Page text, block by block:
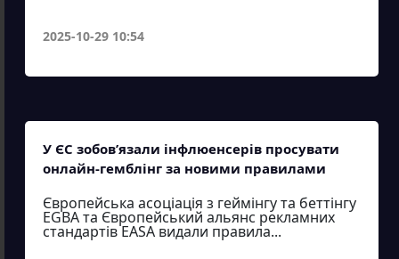
2025-10-29 10:54
У ЄС зобов’язали інфлюенсерів просувати
онлайн-гемблінг за новими правилами
Європейська асоціація з геймінгу та беттінгу
EGBA та Європейський альянс рекламних
стандартів EASA видали правила...